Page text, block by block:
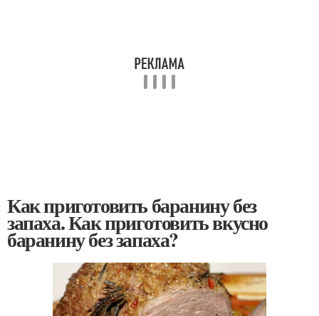
Как приготовить баранину без
запаха. Как приготовить вкусно
баранину без запаха?